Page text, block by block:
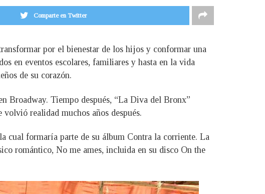
Comparte en Twitter
por el bienestar de los hijos y conformar una
en eventos escolares, familiares y hasta en la vida
de su corazón.
Broadway. Tiempo después, “La Diva del Bronx”
volvió realidad muchos años después.
cual formaría parte de su álbum Contra la corriente. La
romántico, No me ames, incluida en su disco On the